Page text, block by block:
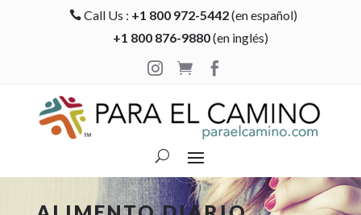
 Call Us : +1 800 972-5442(en español)
+1 800 876-9880(en inglés)

 